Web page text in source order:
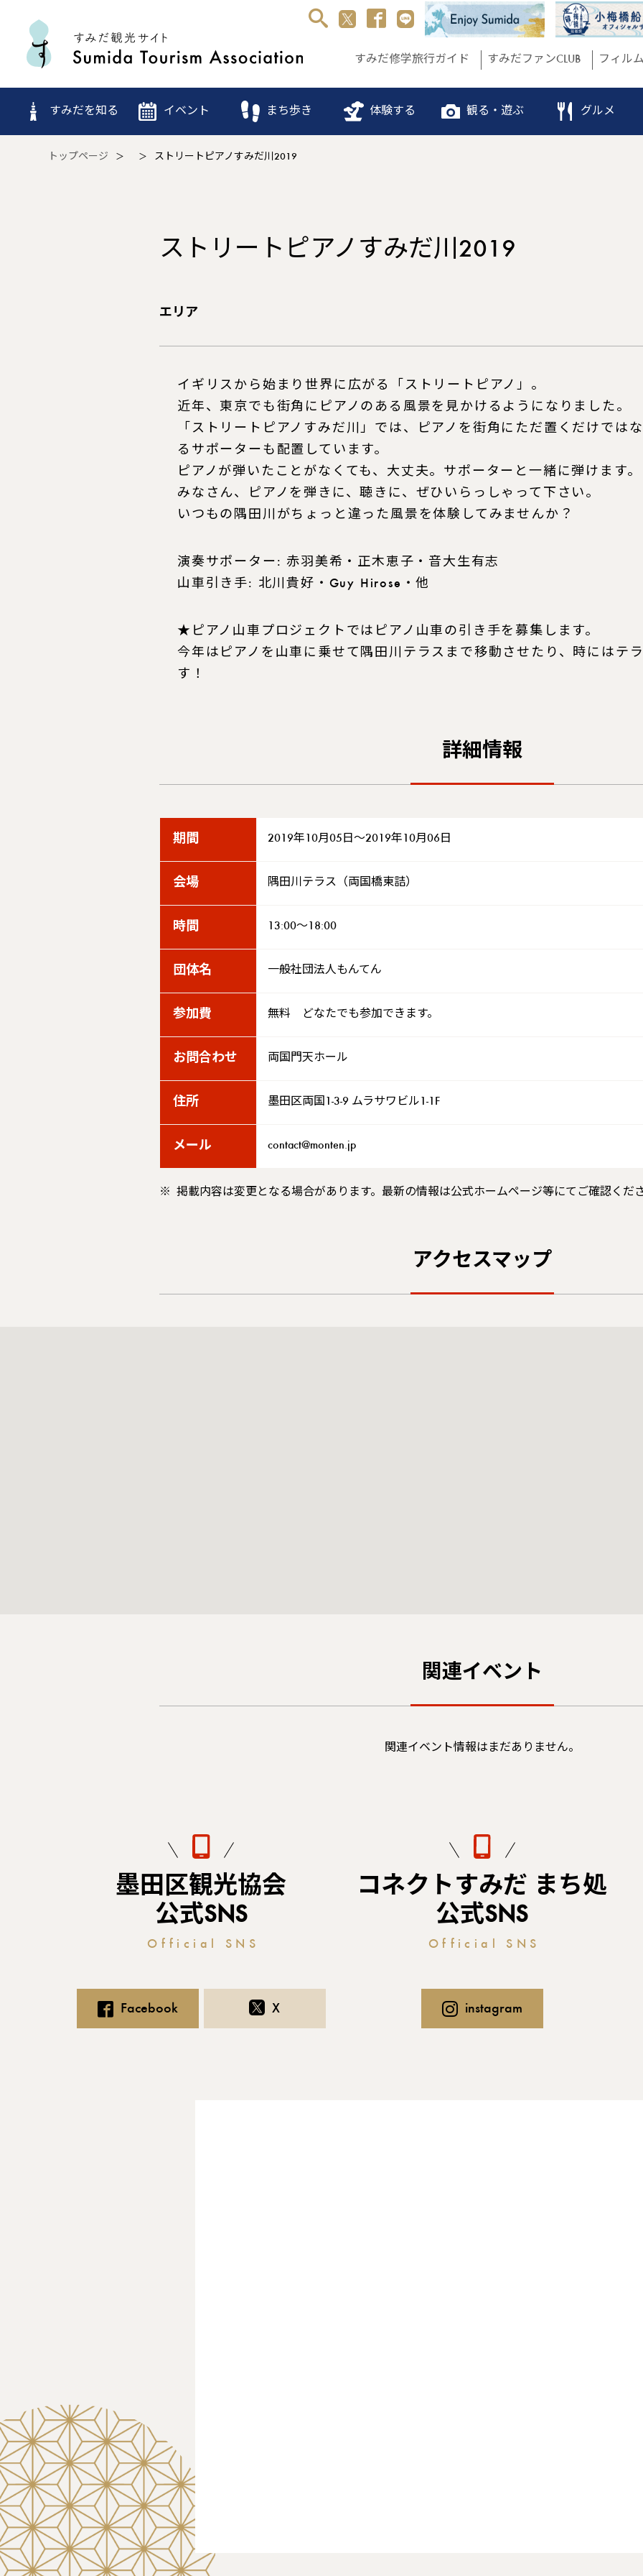
すみだ修学旅行ガイド すみだファンCLUB フィル
すみだを知る イベント まち歩き 体験する 観る・遊ぶ グルメ
トップページ ストリートピアノすみだ川2019
ストリートピアノすみだ川2019
エリア
イギリスから始まり世界に広がる「ストリートピアノ」。
近年、東京でも街角にピアノのある風景を見かけるようになりました。
「ストリートピアノすみだ川」では、ピアノを街角にただ置くだけでは
るサポーターも配置しています。
ピアノが弾いたことがなくても、大丈夫。サポーターと一緒に弾けます。
みなさん、ピアノを弾きに、聴きに、ぜひいらっしゃって下さい。
いつもの隅田川がちょっと違った風景を体験してみませんか？
演奏サポーター: 赤羽美希・正木恵子・音大生有志
山車引き手: 北川貴好・Guy Hirose・他
★ピアノ山車プロジェクトではピアノ山車の引き手を募集します。
今年はピアノを山車に乗せて隅田川テラスまで移動させたり、時にはテ
す！
詳細情報
期間 2019年10月05日～2019年10月06日
会場 隅田川テラス（両国橋東詰）
時間 13:00～18:00
団体名 一般社団法人もんてん
参加費 無料 どなたでも参加できます。
お問合わせ 両国門天ホール
住所 墨田区両国1-3-9 ムラサワビル1-1F
メール contact@monten.jp
掲載内容は変更となる場合があります。最新の情報は公式ホームページ等にてご確認くだ
アクセスマップ
関連イベント
関連イベント情報はまだありません。
墨田区観光協会
公式SNS
Official SNS
Facebook X
コネクトすみだ まち処
公式SNS
Official SNS
instagram